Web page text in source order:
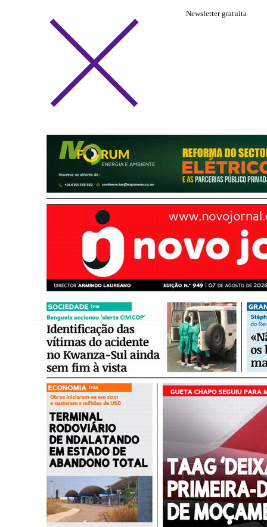
Newsletter gratuita